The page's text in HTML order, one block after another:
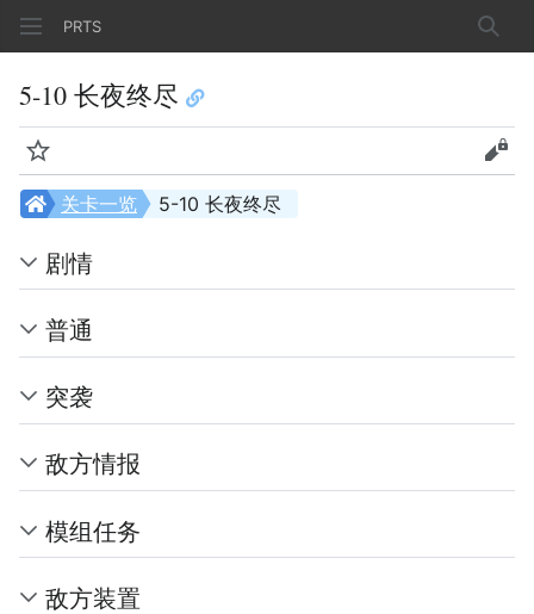
PRTS 搜索
5-10 长夜终尽
监视 查看
5-10 长夜终尽
关卡一览
剧情
普通
突袭
敌方情报
模组任务
敌方装置